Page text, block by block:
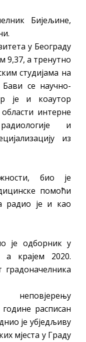
Бијељине,
у Београду
9,37, а тренутно
студијама на
се научно-
је и коаутор
интерне
и
из
био је
помоћи
радио је и као
је одборник у
а крајем 2020.
градоначелника
расписан
је убједљиву
мјеста у Граду